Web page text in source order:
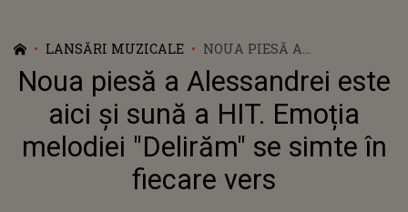
LANSĂRI MUZICALE
NOUA PIESĂ A
ALESSANDREI ESTE AICI ȘI
SUNĂ A HIT. EMOȚIA
MELODIEI "DELIRĂM" SE
SIMTE ÎN FIECARE VERS
Noua piesă a Alessandrei este
aici și sună a HIT. Emoția
melodiei "Delirăm" se simte în
fiecare vers